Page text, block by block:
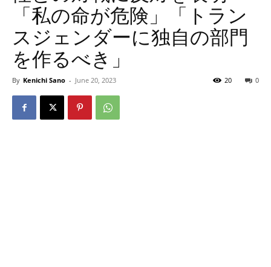
「私の命が危険」「トラン
スジェンダーに独自の部門
を作るべき」
By Kenichi Sano - June 20, 2023 0
20